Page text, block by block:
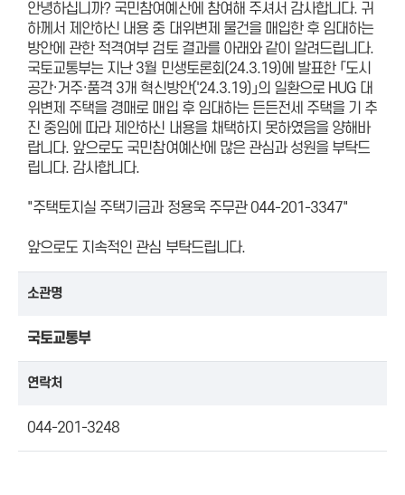
안녕하십니까? 국민참여예산에 참여해 주셔서 감사합니다. 귀
하께서 제안하신 내용 중 대위변제 물건을 매입한 후 임대하는
방안에 관한 적격여부 검토 결과를 아래와 같이 알려드립니다.
국토교통부는 지난 3월 민생토론회(24.3.19)에 발표한 「도시
공간·거주·품격 3개 혁신방안('24.3.19)」의 일환으로 HUG 대
위변제 주택을 경매로 매입 후 임대하는 든든전세 주택을 기 추
진 중임에 따라 제안하신 내용을 채택하지 못하였음을 양해바
랍니다. 앞으로도 국민참여예산에 많은 관심과 성원을 부탁드
립니다. 감사합니다.
"주택토지실 주택기금과 정용욱 주무관 044-201-3347"
앞으로도 지속적인 관심 부탁드립니다.
소관명
국토교통부
연락처
044-201-3248